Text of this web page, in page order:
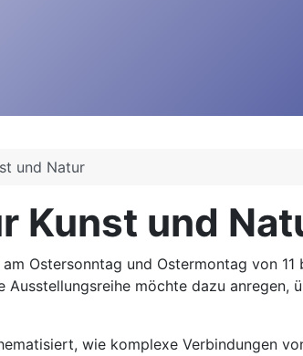
und Natur
Kunst und
Ostersonntag und Ostermontag von
Ausstellungsreihe möchte dazu
wie komplexe Verbindungen